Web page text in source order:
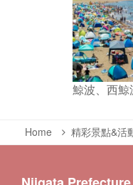
鯨波、西
Home 精彩景點&活